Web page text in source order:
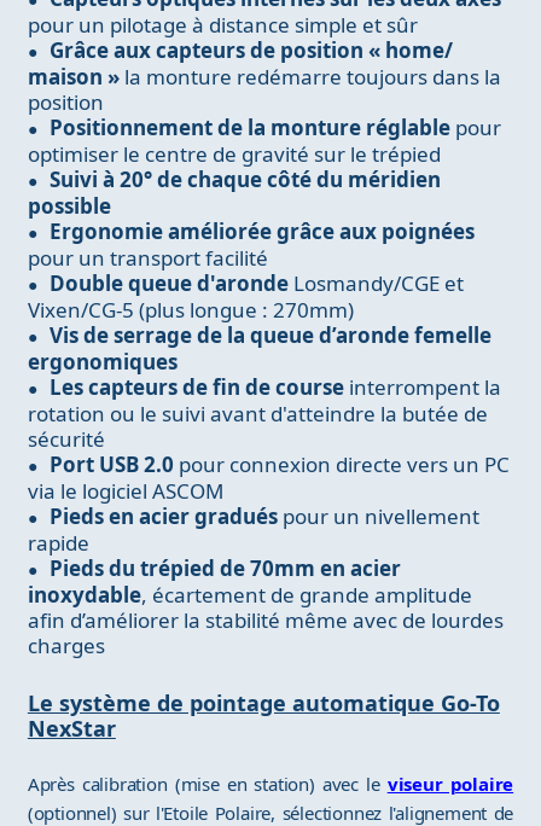
pour un pilotage à distance simple et sûr
Grâce aux capteurs de position « home/
maison »la monture redémarre toujours dans la
position
Positionnement de la monture réglablepour
optimiser le centre de gravité sur le trépied
Suivi à 20° de chaque côté du méridien
possible
Ergonomie améliorée grâce aux poignées
pour un transport facilité
Double queue d'arondeLosmandy/CGE et
Vixen/CG-5 (plus longue : 270mm)
Vis de serrage de la queue d’aronde femelle
ergonomiques
Les capteurs de fin de courseinterrompent la
rotation ou le suivi avant d'atteindre la butée de
sécurité
Port USB 2.0 pour connexion directe vers un PC
via le logiciel ASCOM
Pieds en acier graduéspour un nivellement
rapide
Pieds du trépied de 70mm en acier
inoxydable, écartement de grande amplitude
afin d’améliorer la stabilité même avec de lourdes
charges
Le système de pointage automatique Go-To
NexStar
Après calibration (mise en station) avec le viseur polaire
(optionnel) sur l'Etoile Polaire, sélectionnez l'alignement de